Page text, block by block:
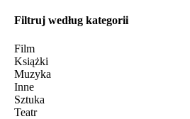
Filtruj według kategorii
Film
Książki
Muzyka
Inne
Sztuka
Teatr